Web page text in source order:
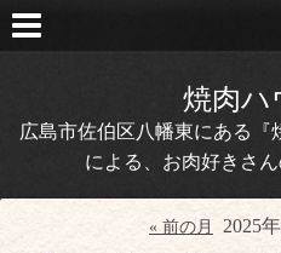
焼肉ハ
広島市佐伯区八幡東にある『
による、お肉好きさ
« 前の月 2025